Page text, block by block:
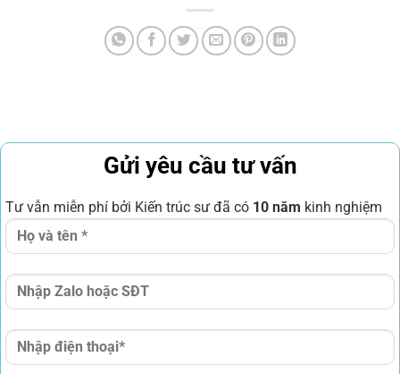
Gửi yêu cầu tư vấn
Tư vẫn miễn phí bởi Kiến trúc sư đã có 10 năm kinh nghiệm